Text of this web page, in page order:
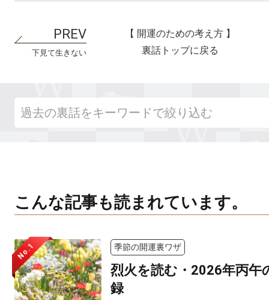
下見て生きない
【 開運のための考え方 】
裏話トップに戻る
こんな記事も読まれています。
No.1 季節の開運裏ワザ
烈火を読む・2026年丙午
録